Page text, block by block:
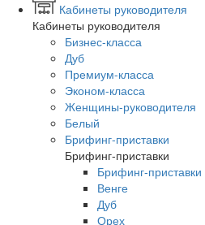
Кабинеты руководителя
Кабинеты руководителя
Бизнес-класса
Дуб
Премиум-класса
Эконом-класса
Женщины-руководителя
Белый
Брифинг-приставки
Брифинг-приставки
Брифинг-
Венге
Дуб
Орех